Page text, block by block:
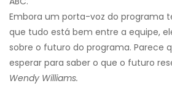
Embora um porta-voz do programa
que tudo está bem entre a equipe,
sobre o futuro do programa. Parece
esperar para saber o que o futuro
Wendy Williams.